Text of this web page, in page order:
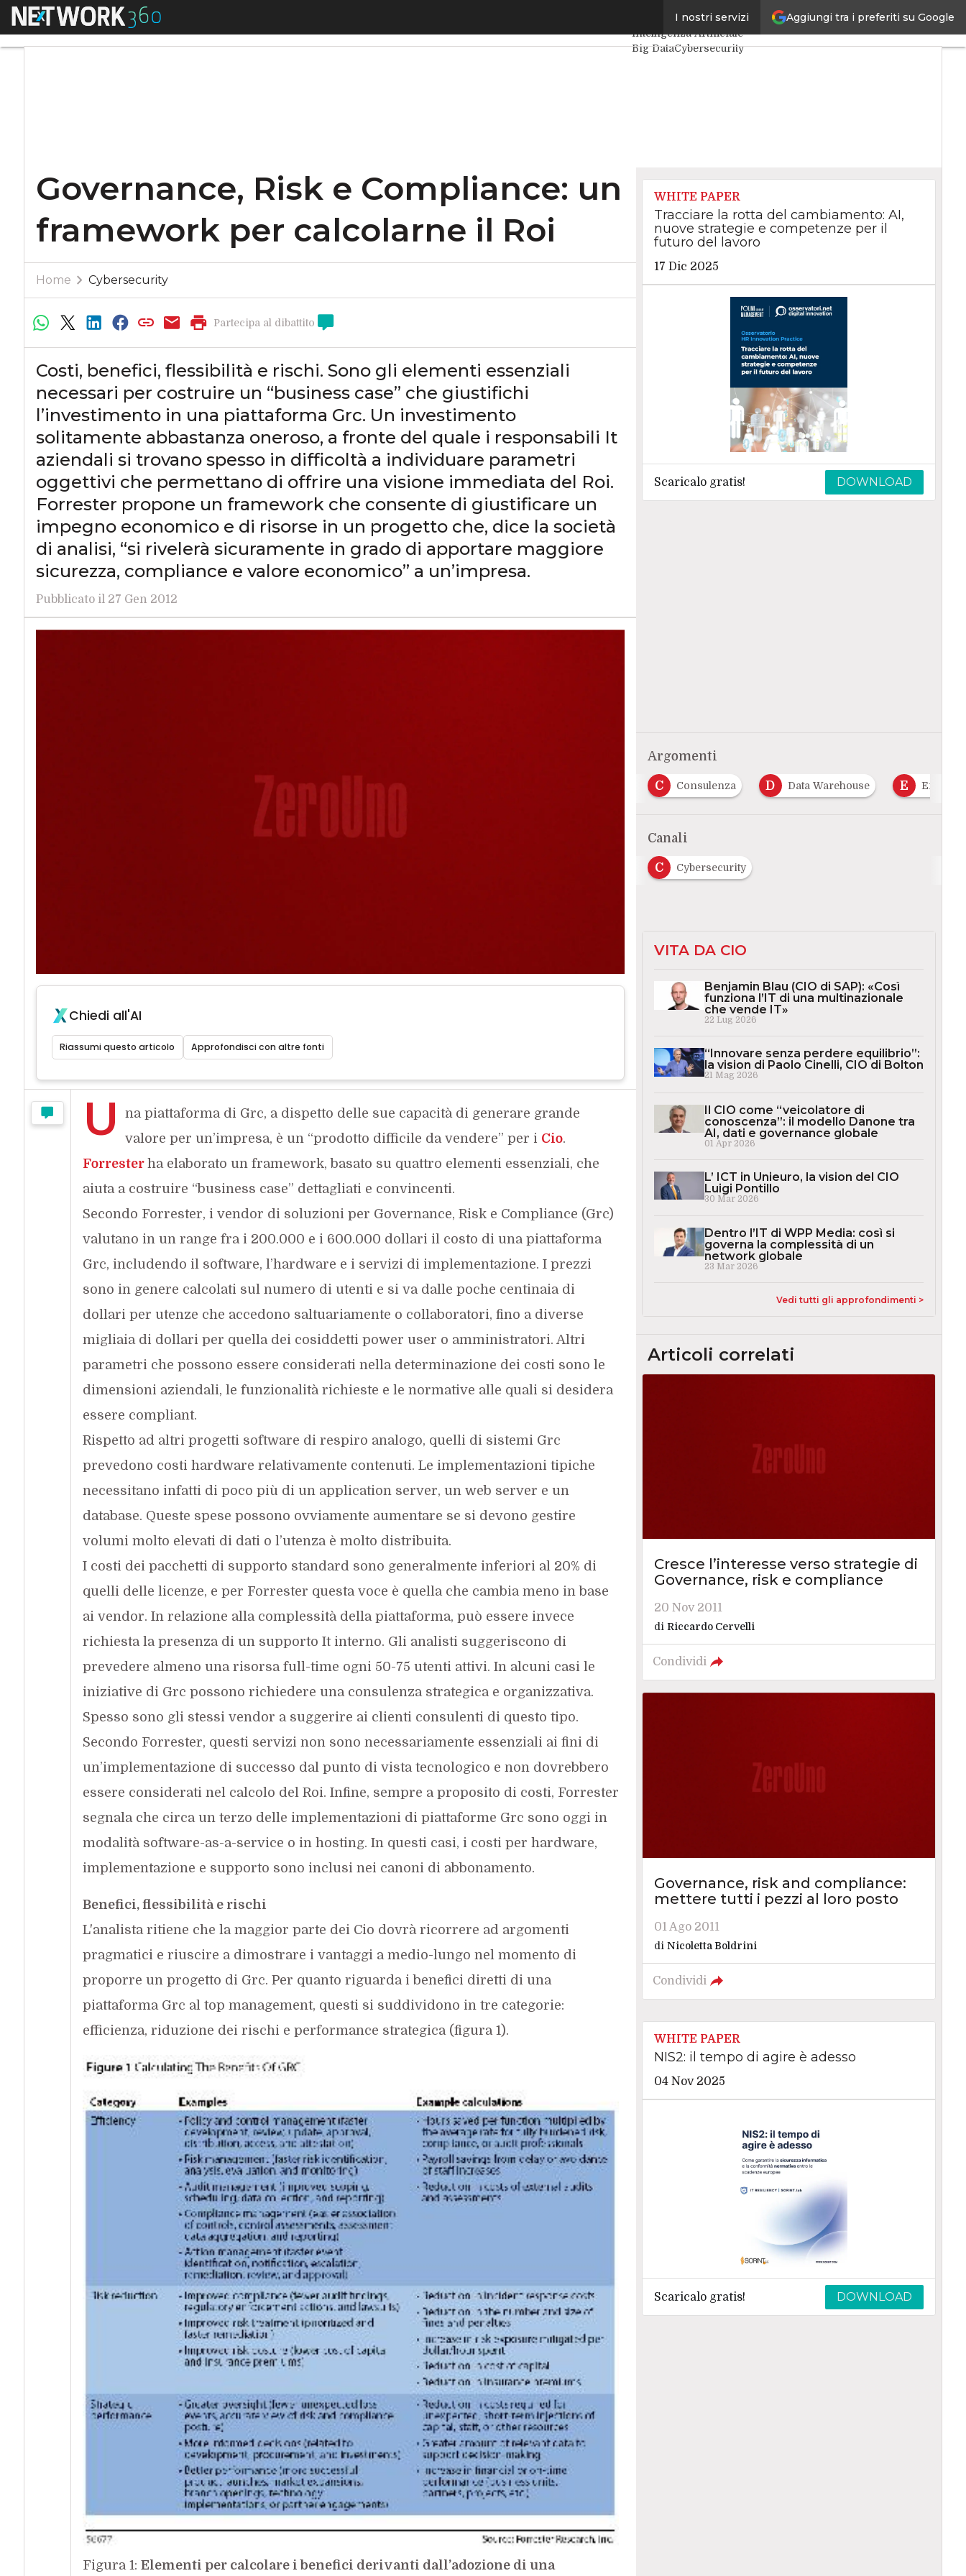
Aggiungi tra i preferiti su Google
I nostri servizi
Menu
Ultimi articoli
Intelligenza Artificiale
Big DataCybersecurity
Governance, Risk e Compliance: un
framework per calcolarne il Roi
Home Cybersecurity
Partecipa al dibattito
Costi, benefici, flessibilità e rischi. Sono gli elementi essenziali
necessari per costruire un “business case” che giustifichi
l’investimento in una piattaforma Grc. Un investimento
solitamente abbastanza oneroso, a fronte del quale i responsabili It
aziendali si trovano spesso in difficoltà a individuare parametri
oggettivi che permettano di offrire una visione immediata del Roi.
Forrester propone un framework che consente di giustificare un
impegno economico e di risorse in un progetto che, dice la società
di analisi, “si rivelerà sicuramente in grado di apportare maggiore
sicurezza, compliance e valore economico” a un’impresa.
Pubblicato il 27 Gen 2012
Chiedi all'AI
Riassumi questo articolo Approfondisci con altre fonti
U
na piattaforma di Grc, a dispetto delle sue capacità di generare grande
valore per un’impresa, è un “prodotto difficile da vendere” per i Cio.
Forrester ha elaborato un framework, basato su quattro elementi essenziali, che
aiuta a costruire “business case” dettagliati e convincenti.
Secondo Forrester, i vendor di soluzioni per Governance, Risk e Compliance (Grc)
valutano in un range fra i 200.000 e i 600.000 dollari il costo di una piattaforma
Grc, includendo il software, l’hardware e i servizi di implementazione. I prezzi
sono in genere calcolati sul numero di utenti e si va dalle poche centinaia di
dollari per utenze che accedono saltuariamente o collaboratori, fino a diverse
migliaia di dollari per quella dei cosiddetti power user o amministratori. Altri
parametri che possono essere considerati nella determinazione dei costi sono le
dimensioni aziendali, le funzionalità richieste e le normative alle quali si desidera
essere compliant.
Rispetto ad altri progetti software di respiro analogo, quelli di sistemi Grc
prevedono costi hardware relativamente contenuti. Le implementazioni tipiche
necessitano infatti di poco più di un application server, un web server e un
database. Queste spese possono ovviamente aumentare se si devono gestire
volumi molto elevati di dati o l’utenza è molto distribuita.
I costi dei pacchetti di supporto standard sono generalmente inferiori al 20% di
quelli delle licenze, e per Forrester questa voce è quella che cambia meno in base
ai vendor. In relazione alla complessità della piattaforma, può essere invece
richiesta la presenza di un supporto It interno. Gli analisti suggeriscono di
prevedere almeno una risorsa full-time ogni 50-75 utenti attivi. In alcuni casi le
iniziative di Grc possono richiedere una consulenza strategica e organizzativa.
Spesso sono gli stessi vendor a suggerire ai clienti consulenti di questo tipo.
Secondo Forrester, questi servizi non sono necessariamente essenziali ai fini di
un’implementazione di successo dal punto di vista tecnologico e non dovrebbero
essere considerati nel calcolo del Roi. Infine, sempre a proposito di costi, Forrester
segnala che circa un terzo delle implementazioni di piattaforme Grc sono oggi in
modalità software-as-a-service o in hosting. In questi casi, i costi per hardware,
implementazione e supporto sono inclusi nei canoni di abbonamento.
Benefici, flessibilità e rischi
L'analista ritiene che la maggior parte dei Cio dovrà ricorrere ad argomenti
pragmatici e riuscire a dimostrare i vantaggi a medio-lungo nel momento di
proporre un progetto di Grc. Per quanto riguarda i benefici diretti di una
piattaforma Grc al top management, questi si suddividono in tre categorie:
efficienza, riduzione dei rischi e performance strategica (figura 1).
Figura 1: Elementi per calcolare i benefici derivanti dall’adozione di una
WHITE PAPER
Tracciare la rotta del cambiamento: AI,
nuove strategie e competenze per il
futuro del lavoro
17 Dic 2025
Scaricalo gratis! DOWNLOAD
Argomenti
C Consulenza D Data Warehouse E
Canali
C Cybersecurity
VITA DA CIO
Benjamin Blau (CIO di SAP): «Così
funziona l’IT di una multinazionale
che vende IT»
22 Lug 2026
“Innovare senza perdere equilibrio”:
la vision di Paolo Cinelli, CIO di Bolton
21 Mag 2026
Il CIO come “veicolatore di
conoscenza”: il modello Danone tra
AI, dati e governance globale
01 Apr 2026
L’ ICT in Unieuro, la vision del CIO
Luigi Pontillo
30 Mar 2026
Dentro l’IT di WPP Media: così si
governa la complessità di un
network globale
23 Mar 2026
Vedi tutti gli approfondimenti >
Articoli correlati
Cresce l’interesse verso strategie di
Governance, risk e compliance
20 Nov 2011
di Riccardo Cervelli
Condividi
Governance, risk and compliance:
mettere tutti i pezzi al loro posto
01 Ago 2011
di Nicoletta Boldrini
Condividi
WHITE PAPER
NIS2: il tempo di agire è adesso
04 Nov 2025
Scaricalo gratis! DOWNLOAD